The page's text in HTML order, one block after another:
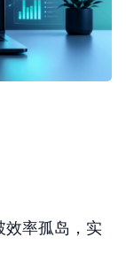
率孤岛，实